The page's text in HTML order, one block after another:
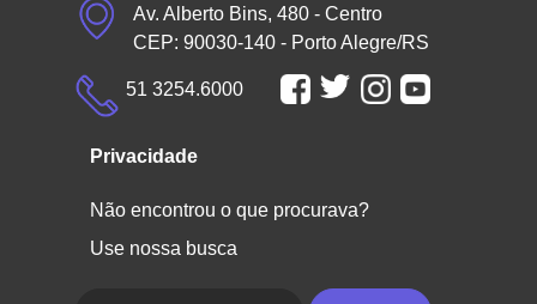
Av. Alberto Bins, 480 - Centro
CEP: 90030-140 - Porto Alegre/RS
51 3254.6000
Privacidade
Não encontrou o que procurava?
Use nossa busca